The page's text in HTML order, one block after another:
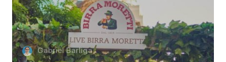
Gabriel Barliga